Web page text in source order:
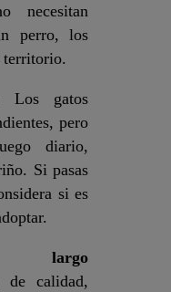
necesitan
perro, los
territorio.
Los gatos
pero
diario,
Si pasas
si es
de calidad,